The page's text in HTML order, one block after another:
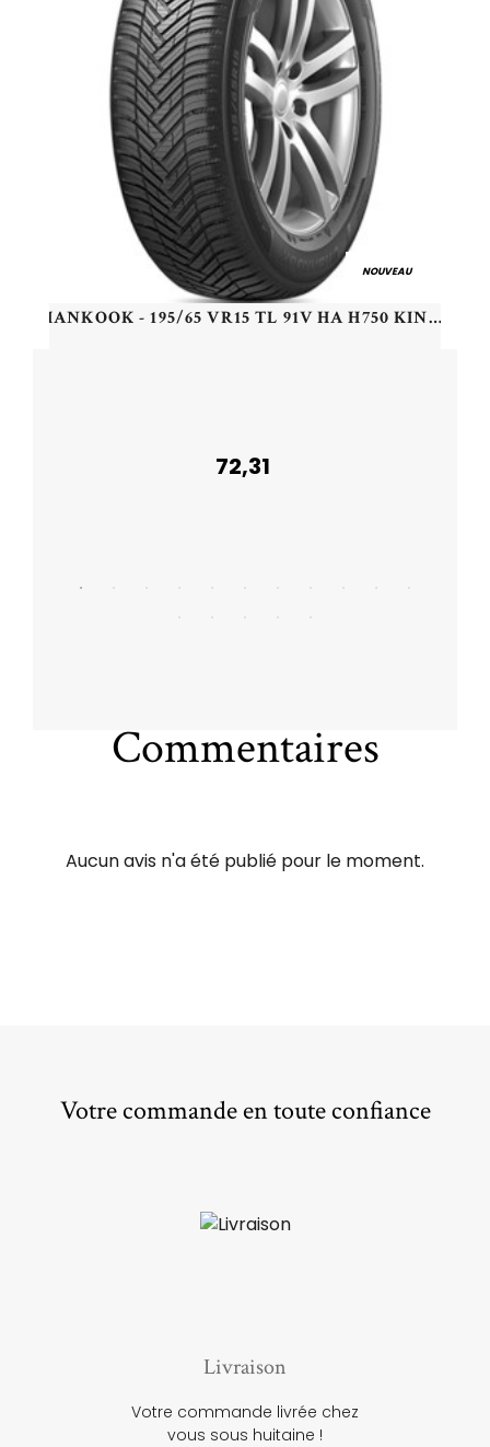
NOUVEAU
HANKOOK - 195/65 VR15 TL 91V HA H750 KINERGY 4S2 - 1956515 - CBB
72,31
Commentaires
Aucun avis n'a été publié pour le moment.
Votre commande en toute confiance
Livraison
Votre commande livrée chez
vous sous huitaine !